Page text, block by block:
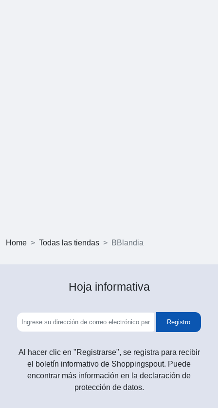
Home Todas las tiendas BBlandia
Hoja informativa
Registro
Al hacer clic en "Registrarse", se registra para recibir
el boletín informativo de Shoppingspout. Puede
encontrar más información en la declaración de
protección de datos.